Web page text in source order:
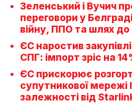
Зеленський і Вучич
переговори у
війну, ППО та шлях
ЄС наростив
СПГ: імпорт зріс на
ЄС прискорює
супутникової мережі
залежності від